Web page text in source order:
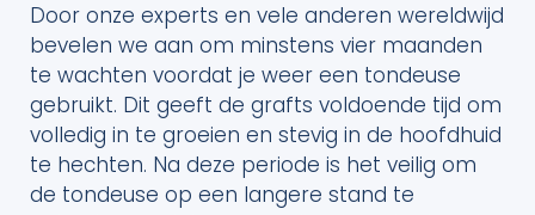
Door onze experts en vele anderen wereldwijd
bevelen we aan om minstens vier maanden
te wachten voordat je weer een tondeuse
gebruikt. Dit geeft de grafts voldoende tijd om
volledig in te groeien en stevig in de hoofdhuid
te hechten. Na deze periode is het veilig om
de tondeuse op een langere stand te